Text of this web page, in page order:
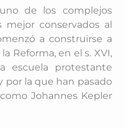
de los complejos
mejor conservados al
a construirse a
Reforma, en el s. XVI,
escuela protestante
por la que han pasado
Johannes Kepler